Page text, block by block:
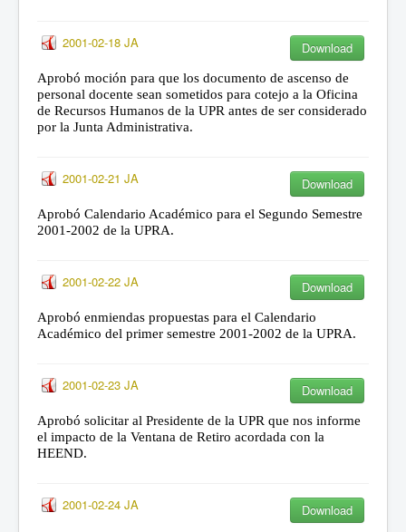
2001-02-18 JA Download
Aprobó moción para que los documento de ascenso de
personal docente sean sometidos para cotejo a la Oficina
de Recursos Humanos de la UPR antes de ser considerado
por la Junta Administrativa.
2001-02-21 JA Download
Aprobó Calendario Académico para el Segundo Semestre
2001-2002 de la UPRA.
2001-02-22 JA Download
Aprobó enmiendas propuestas para el Calendario
Académico del primer semestre 2001-2002 de la UPRA.
2001-02-23 JA Download
Aprobó solicitar al Presidente de la UPR que nos informe
el impacto de la Ventana de Retiro acordada con la
HEEND.
2001-02-24 JA Download